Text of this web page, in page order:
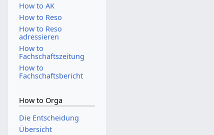
How to AK
How to Reso
How to Reso
adressieren
How to
Fachschaftszeitung
How to
Fachschaftsbericht
How to Orga
Die Entscheidung
Übersicht